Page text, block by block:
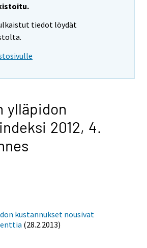
tiedot löydät
ylläpidon
2012, 4.
kustannukset nousivat
(28.2.2013)